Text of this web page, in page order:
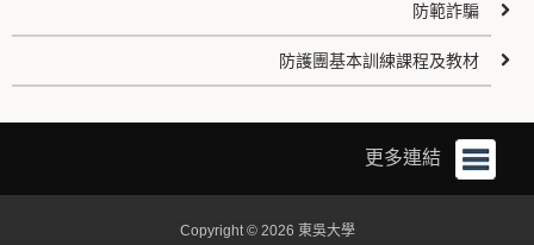
防範詐騙
防護團基本訓練課程及教材
更多連結
Copyright © 2026 東吳大學